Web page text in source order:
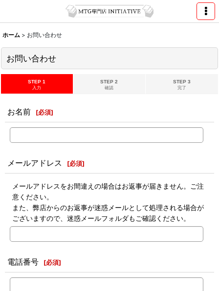
ホーム > お問い合わせ
お問い合わせ
STEP 1
入力
STEP 2
確認
STEP 3
完了
お名前 [必須]
メールアドレス [必須]
メールアドレスをお間違えの場合はお返事が届きません。ご注
意ください。
また、弊店からのお返事が迷惑メールとして処理される場合が
ございますので、迷惑メールフォルダもご確認ください。
電話番号 [必須]